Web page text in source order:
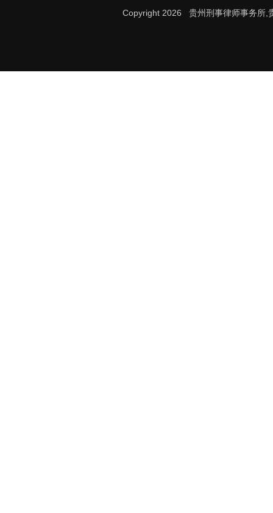
Copyright 2026 贵州刑事律师事务所,